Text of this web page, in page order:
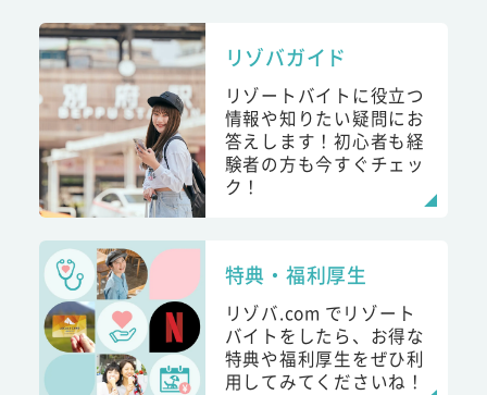
リゾバガイド
リゾートバイトに役立つ
情報や知りたい疑問にお
答えします！初心者も経
験者の方も今すぐチェッ
ク！
特典・福利厚生
リゾバ.com でリゾート
バイトをしたら、お得な
特典や福利厚生をぜひ利
用してみてくださいね！